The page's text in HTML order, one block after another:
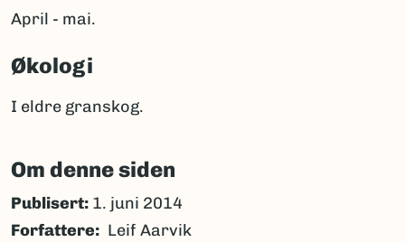
April - mai.
Økologi
I eldre granskog.
Om denne siden
Publisert: 1. juni 2014
Forfattere
Leif Aarvik